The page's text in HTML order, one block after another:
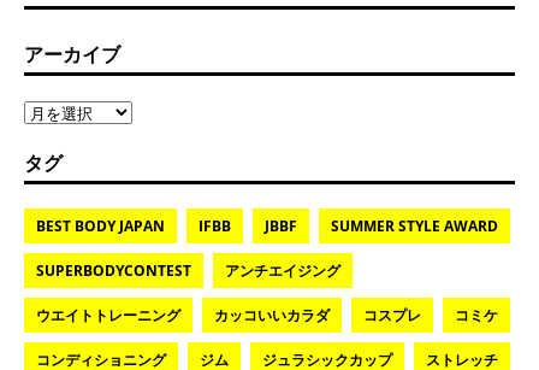
アーカイブ
タグ
BEST BODY JAPAN IFBB JBBF SUMMER STYLE AWARD
SUPERBODYCONTEST アンチエイジング
ウエイトトレーニング カッコいいカラダ コスプレ コミケ
コンディショニング ジム ジュラシックカップ ストレッチ